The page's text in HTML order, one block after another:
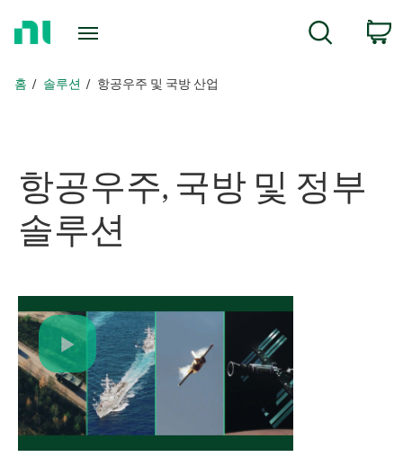
홈 솔루션 항공우주 및 국방 산업
항공우주, 국방 및 정부
솔루션
Play
Video